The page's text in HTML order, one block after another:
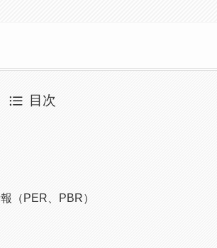
目次
（PER、PBR）